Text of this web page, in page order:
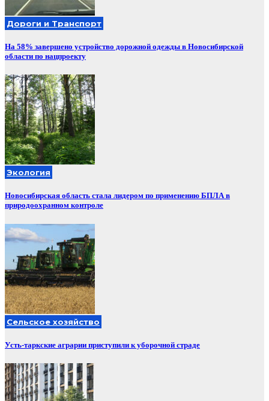
Дороги и Транспорт
На 58% завершено устройство дорожной одежды в Новосибирской
области по нацпроекту
Экология
Новосибирская область стала лидером по применению БПЛА в
природоохранном контроле
Сельское хозяйство
Усть-таркские аграрии приступили к уборочной страде